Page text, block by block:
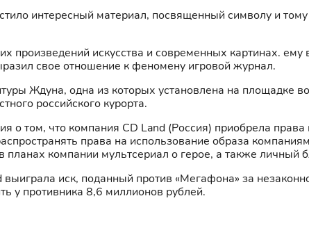
интересный материал, посвященный символу и тому
произведений искусства и современных картинах.
свое отношение к феномену игровой журнал.
Ждуна, одна из которых установлена на
российского курорта.
том, что компания CD Land (Россия) приобрела
права на использование образа
планах компании мультсериал о герое, а также личный
иск, поданный против «Мегафона» за
у противника 8,6 миллионов рублей.